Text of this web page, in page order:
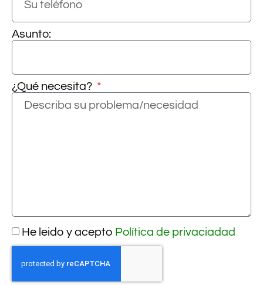
Asunto:
¿Qué necesita?
He leido y acepto Política de privaciadad